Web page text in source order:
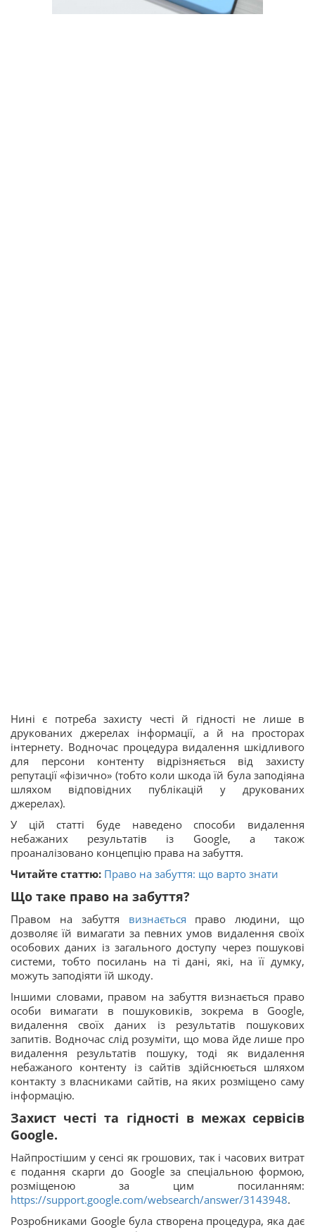
Нині є потреба захисту честі й гідності не лише в
друкованих джерелах інформації, а й на просторах
інтернету. Водночас процедура видалення шкідливого
для персони контенту відрізняється від захисту
репутації «фізично» (тобто коли шкода їй була заподіяна
шляхом відповідних публікацій у друкованих
джерелах).
У цій статті буде наведено способи видалення
небажаних результатів із Google, а також
проаналізовано концепцію права на забуття.
Читайте статтю: Право на забуття: що варто знати
Що таке право на забуття?
Правом на забуття визнається право людини, що
дозволяє їй вимагати за певних умов видалення своїх
особових даних із загального доступу через пошукові
системи, тобто посилань на ті дані, які, на її думку,
можуть заподіяти їй шкоду.
Іншими словами, правом на забуття визнається право
особи вимагати в пошуковиків, зокрема в Google,
видалення своїх даних із результатів пошукових
запитів. Водночас слід розуміти, що мова йде лише про
видалення результатів пошуку, тоді як видалення
небажаного контенту із сайтів здійснюється шляхом
контакту з власниками сайтів, на яких розміщено саму
інформацію.
Захист честі та гідності в межах сервісів
Google.
Найпростішим у сенсі як грошових, так і часових витрат
є подання скарги до Google за спеціальною формою,
розміщеною за цим посиланням:
https://support.google.com/websearch/answer/3143948.
Розробниками Google була створена процедура, яка дає